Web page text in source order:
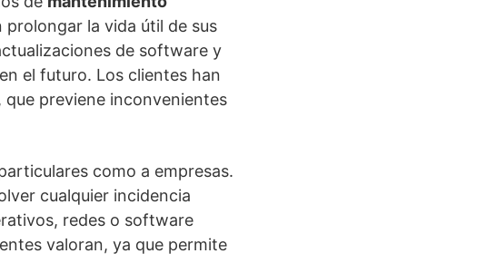
prolongar la vida útil de sus
de software y
el futuro. Los clientes han
previene inconvenientes
como a empresas.
cualquier incidencia
redes o software
valoran, ya que permite